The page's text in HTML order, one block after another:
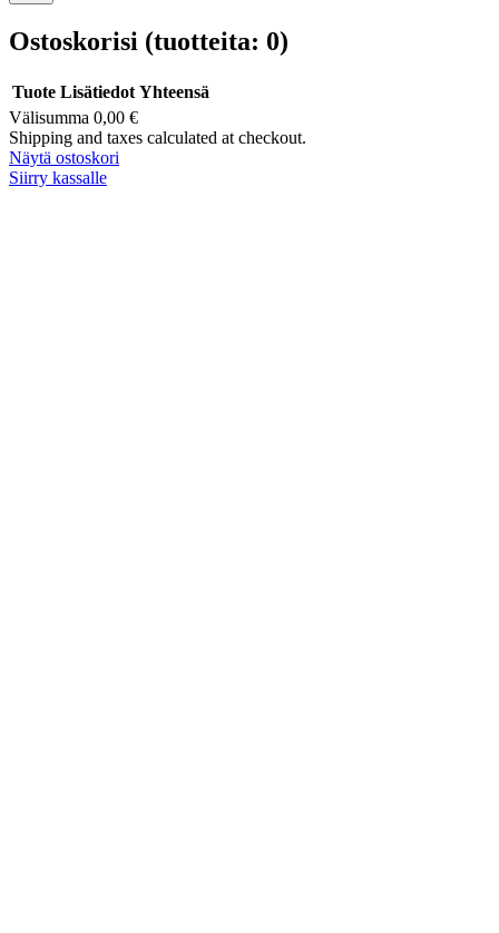
Ostoskorisi (tuotteita: 0)
Tuotteet
ostoskorissa
Tuote Lisätiedot Yhteensä
Välisumma 0,00 €
Shipping and taxes calculated at checkout.
Näytä ostoskori
Siirry kassalle